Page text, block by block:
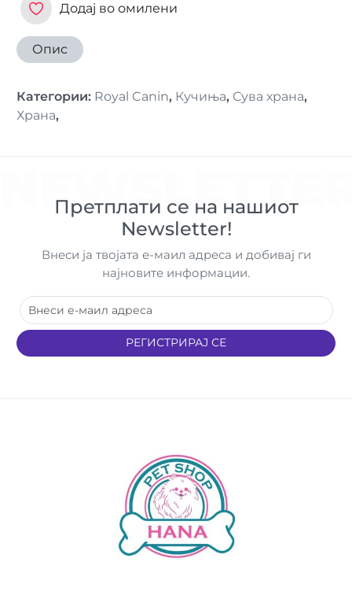
Додај во омилени
Опис
Категории: Royal Canin, Кучиња, Сува храна,
Храна,
Претплати се на нашиот
Newsletter!
Внеси ја твојата е-маил адреса и добивај ги
најновите информации.
РЕГИСТРИРАЈ СЕ